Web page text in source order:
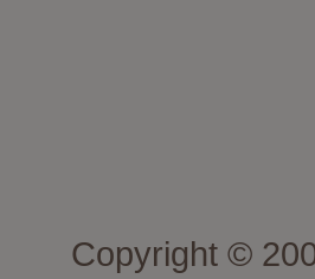
Copyright ©